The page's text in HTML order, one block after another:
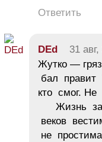
Ответить
DEd 31
Жутко —
бал правит
кто смог.
Жизнь
веков
не